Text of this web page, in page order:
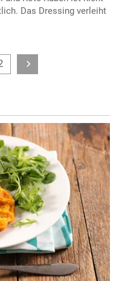
Das Dressing verleiht